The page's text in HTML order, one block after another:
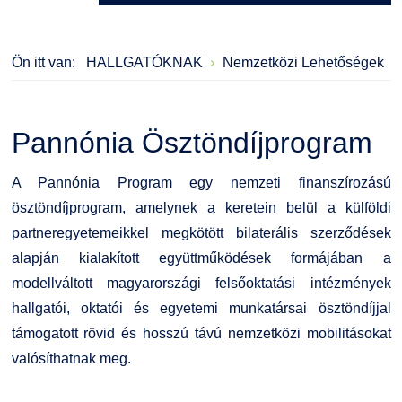
Felnőttképzés
Neptun
Moodle
K+F+I
Átjelentkezőknek
Érdekvédelmi testületek
Díjak, elismerések
Minőségirányítás
Intézményi és Tanulmányi Tájékoztató
Együttműködő partnereink
Ön itt van: HALLGATÓKNAK Nemzetközi Lehetőségek
Pannónia Ösztöndíjprogram
A Pannónia Program egy nemzeti finanszírozású
ösztöndíjprogram, amelynek a keretein belül a külföldi
partneregyetemeikkel megkötött bilaterális szerződések
alapján kialakított együttműködések formájában a
modellváltott magyarországi felsőoktatási intézmények
hallgatói, oktatói és egyetemi munkatársai ösztöndíjjal
támogatott rövid és hosszú távú nemzetközi mobilitásokat
valósíthatnak meg.